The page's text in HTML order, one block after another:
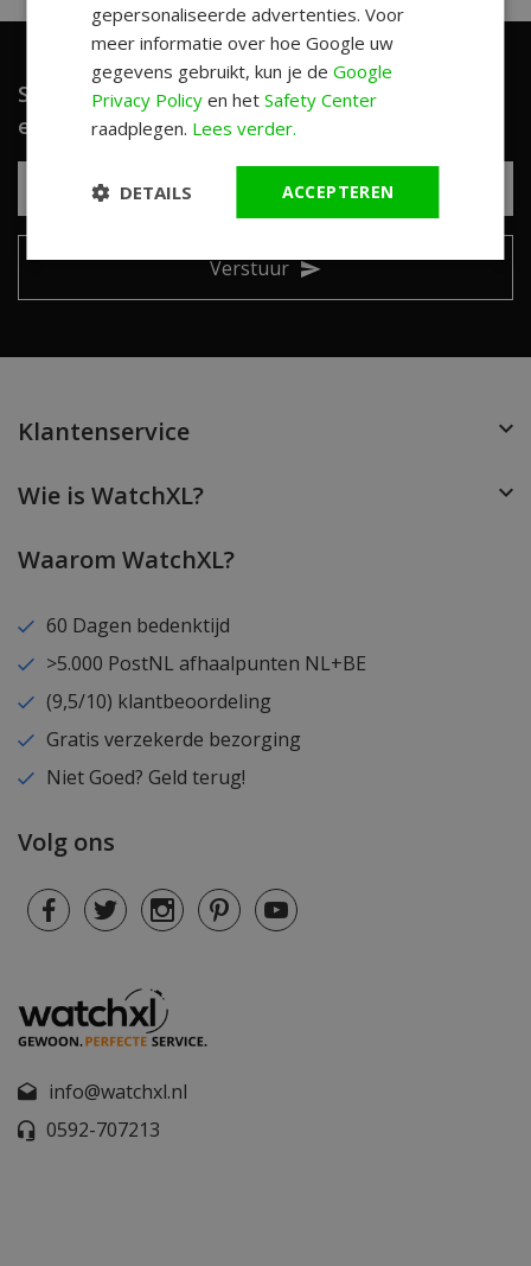
Schrijf je in en ontvang unieke aanbiedingen
en leuke tips!
Verstuur
Klantenservice
Wie is WatchXL?
Waarom WatchXL?
60 Dagen bedenktijd
>5.000 PostNL afhaalpunten NL+BE
(9,5/10) klantbeoordeling
Gratis verzekerde bezorging
Niet Goed? Geld terug!
Volg ons
info@watchxl.nl
0592-707213
gepersonaliseerde advertenties. Voor
meer informatie over hoe Google uw
gegevens gebruikt, kun je deGoogle
Privacy Policy en hetSafety Center
raadplegen. Lees verder.
ACCEPTEREN
DETAILS